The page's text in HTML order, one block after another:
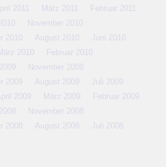
2011 März 2011
Februar 2011
November 2010
2010 August 2010
Juni 2010
März 2010
Februar 2010
November 2009
2009 August 2009
Juli 2009
2009 März 2009
Februar 2009
November 2008
2008 August 2008
Juli 2008